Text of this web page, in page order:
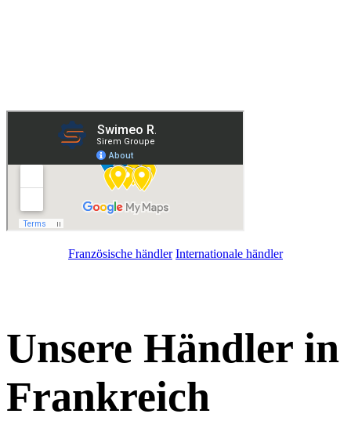
Französische händler Internationale händler
Unsere Händler in
Frankreich